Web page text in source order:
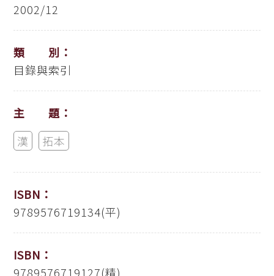
2002/12
類 別：
目錄與索引
主 題：
漢
拓本
ISBN：
9789576719134(平)
ISBN：
9789576719127(精)